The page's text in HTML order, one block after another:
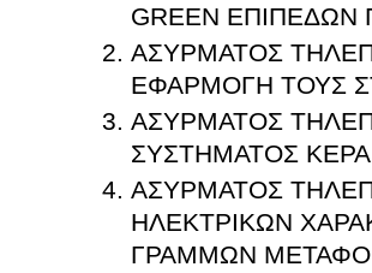
GREEN
ΑΣΥΡΜΑΤΟΣ
ΕΦΑΡΜΟΓΗ ΤΟΥΣ
ΑΣΥΡΜΑΤΟΣ
ΣΥΣΤΗΜΑΤΟΣ
ΑΣΥΡΜΑΤΟΣ
ΗΛΕΚΤΡΙΚΩΝ
ΓΡΑΜΜΩΝ